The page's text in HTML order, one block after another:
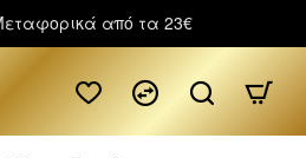
από τα 23€